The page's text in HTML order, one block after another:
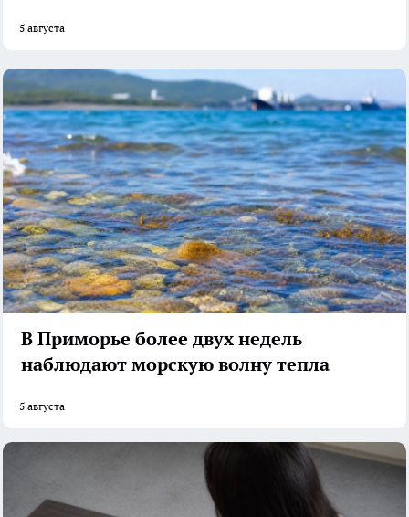
5 августа
В Приморье более двух недель
наблюдают морскую волну тепла
5 августа